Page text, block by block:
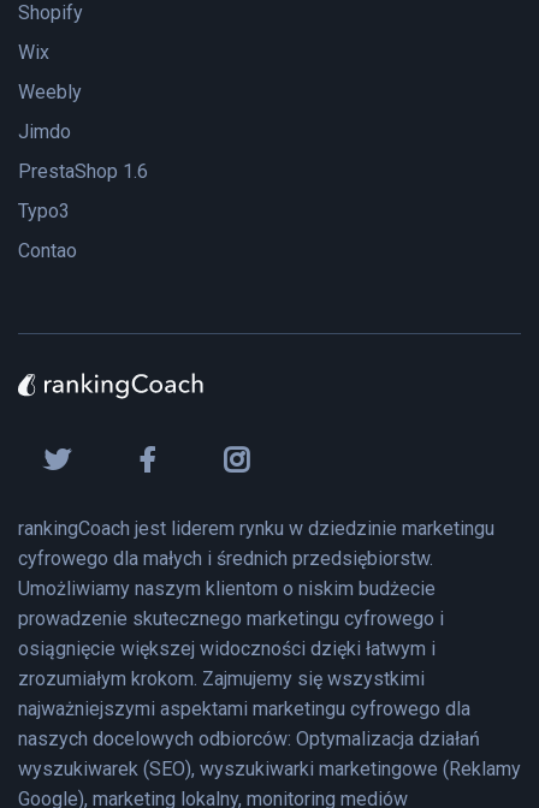
Shopify
Wix
Weebly
Jimdo
PrestaShop 1.6
Typo3
Contao
rankingCoach jest liderem rynku w dziedzinie marketingu
cyfrowego dla małych i średnich przedsiębiorstw.
Umożliwiamy naszym klientom o niskim budżecie
prowadzenie skutecznego marketingu cyfrowego i
osiągnięcie większej widoczności dzięki łatwym i
zrozumiałym krokom. Zajmujemy się wszystkimi
najważniejszymi aspektami marketingu cyfrowego dla
naszych docelowych odbiorców: Optymalizacja działań
wyszukiwarek (SEO), wyszukiwarki marketingowe (Reklamy
Google), marketing lokalny, monitoring mediów